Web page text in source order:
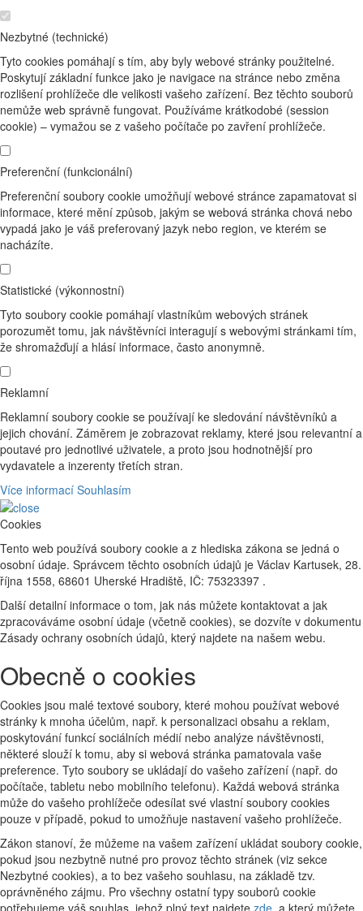
Nezbytné (technické)
Tyto cookies pomáhají s tím, aby byly webové stránky použitelné.
Poskytují základní funkce jako je navigace na stránce nebo změna
rozlišení prohlížeče dle velikosti vašeho zařízení. Bez těchto souborů
nemůže web správně fungovat. Používáme krátkodobé (session
cookie) – vymažou se z vašeho počítače po zavření prohlížeče.
Preferenční (funkcionální)
Preferenční soubory cookie umožňují webové stránce zapamatovat si
informace, které mění způsob, jakým se webová stránka chová nebo
vypadá jako je váš preferovaný jazyk nebo region, ve kterém se
nacházíte.
Statistické (výkonnostní)
Tyto soubory cookie pomáhají vlastníkům webových stránek
porozumět tomu, jak návštěvníci interagují s webovými stránkami tím,
že shromažďují a hlásí informace, často anonymně.
Reklamní
Reklamní soubory cookie se používají ke sledování návštěvníků a
jejich chování. Záměrem je zobrazovat reklamy, které jsou relevantní a
poutavé pro jednotlivé uživatele, a proto jsou hodnotnější pro
vydavatele a inzerenty třetích stran.
Více informací Souhlasím
Cookies
Tento web používá soubory cookie a z hlediska zákona se jedná o
osobní údaje. Správcem těchto osobních údajů je Václav Kartusek, 28.
října 1558, 68601 Uherské Hradiště, IČ: 75323397 .
Další detailní informace o tom, jak nás můžete kontaktovat a jak
zpracováváme osobní údaje (včetně cookies), se dozvíte v dokumentu
Zásady ochrany osobních údajů, který najdete na našem webu.
Obecně o cookies
Cookies jsou malé textové soubory, které mohou používat webové
stránky k mnoha účelům, např. k personalizaci obsahu a reklam,
poskytování funkcí sociálních médií nebo analýze návštěvnosti,
některé slouží k tomu, aby si webová stránka pamatovala vaše
preference. Tyto soubory se ukládají do vašeho zařízení (např. do
počítače, tabletu nebo mobilního telefonu). Každá webová stránka
může do vašeho prohlížeče odesílat své vlastní soubory cookies
pouze v případě, pokud to umožňuje nastavení vašeho prohlížeče.
Zákon stanoví, že můžeme na vašem zařízení ukládat soubory cookie,
pokud jsou nezbytně nutné pro provoz těchto stránek (viz sekce
Nezbytné cookies), a to bez vašeho souhlasu, na základě tzv.
oprávněného zájmu. Pro všechny ostatní typy souborů cookie